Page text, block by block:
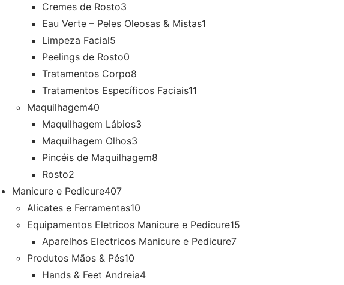
Cremes de Rosto3
Eau Verte – Peles Oleosas & Mistas1
Limpeza Facial5
Peelings de Rosto0
Tratamentos Corpo8
Tratamentos Específicos Faciais11
Maquilhagem40
Maquilhagem Lábios3
Maquilhagem Olhos3
Pincéis de Maquilhagem8
Rosto2
Manicure e Pedicure407
Alicates e Ferramentas10
Equipamentos Eletricos Manicure e Pedicure15
Aparelhos Electricos Manicure e Pedicure7
Produtos Mãos & Pés10
Hands & Feet Andreia4